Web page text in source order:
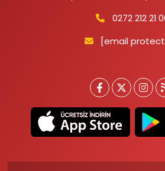
0272 212 21
[email